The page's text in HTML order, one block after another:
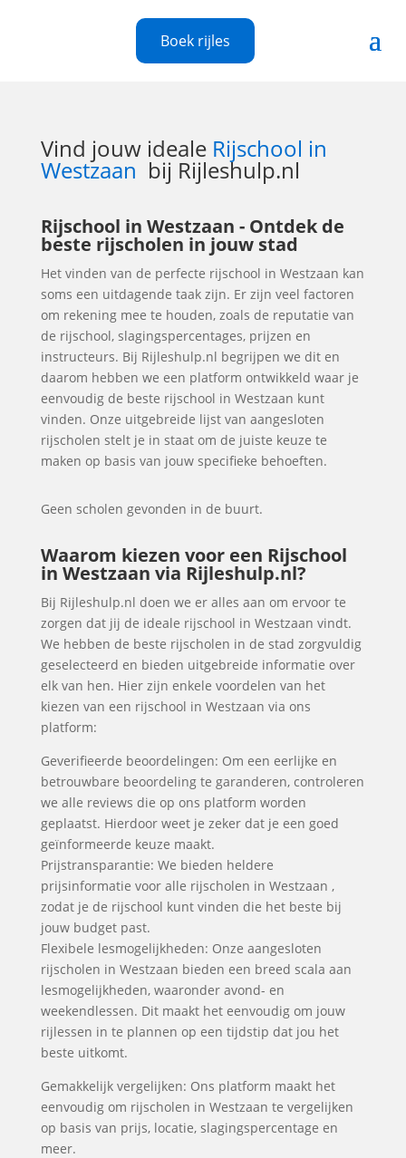
Boek rijles
Vind jouw ideale Rijschool in
Westzaan bij Rijleshulp.nl
Rijschool in Westzaan - Ontdek de
beste rijscholen in jouw stad
Het vinden van de perfecte rijschool in Westzaan kan
soms een uitdagende taak zijn. Er zijn veel factoren
om rekening mee te houden, zoals de reputatie van
de rijschool, slagingspercentages, prijzen en
instructeurs. Bij Rijleshulp.nl begrijpen we dit en
daarom hebben we een platform ontwikkeld waar je
eenvoudig de beste rijschool in Westzaan kunt
vinden. Onze uitgebreide lijst van aangesloten
rijscholen stelt je in staat om de juiste keuze te
maken op basis van jouw specifieke behoeften.
Geen scholen gevonden in de buurt.
Waarom kiezen voor een Rijschool
in Westzaan via Rijleshulp.nl?
Bij Rijleshulp.nl doen we er alles aan om ervoor te
zorgen dat jij de ideale rijschool in Westzaan vindt.
We hebben de beste rijscholen in de stad zorgvuldig
geselecteerd en bieden uitgebreide informatie over
elk van hen. Hier zijn enkele voordelen van het
kiezen van een rijschool in Westzaan via ons
platform:
Geverifieerde beoordelingen: Om een eerlijke en
betrouwbare beoordeling te garanderen, controleren
we alle reviews die op ons platform worden
geplaatst. Hierdoor weet je zeker dat je een goed
geïnformeerde keuze maakt.
Prijstransparantie: We bieden heldere
prijsinformatie voor alle rijscholen in Westzaan ,
zodat je de rijschool kunt vinden die het beste bij
jouw budget past.
Flexibele lesmogelijkheden: Onze aangesloten
rijscholen in Westzaan bieden een breed scala aan
lesmogelijkheden, waaronder avond- en
weekendlessen. Dit maakt het eenvoudig om jouw
rijlessen in te plannen op een tijdstip dat jou het
beste uitkomt.
Gemakkelijk vergelijken: Ons platform maakt het
eenvoudig om rijscholen in Westzaan te vergelijken
op basis van prijs, locatie, slagingspercentage en
meer.